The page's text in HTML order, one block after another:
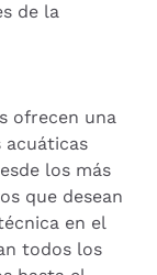
de la
ofrecen una
acuáticas
los más
que desean
en el
todos los